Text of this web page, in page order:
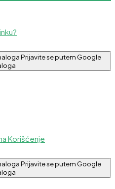
Prijavite se putem Google
Korišćenje
Prijavite se putem Google